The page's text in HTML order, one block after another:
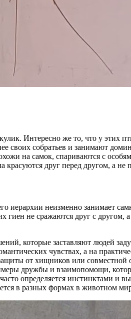
Интересно же то, что у этих
своих собратьев и занимают
на самок, спариваются с
красуются друг перед другом, а
неизменно занимает
не сражаются друг с
которые заставляют людей
чувствах, а на
от хищников или совместной
дружбы и взаимопомощи,
определяется инстинктами и
в разных формах в животном